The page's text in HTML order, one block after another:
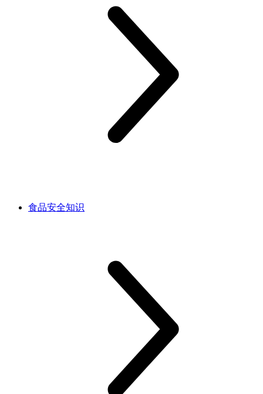
食品安全知识